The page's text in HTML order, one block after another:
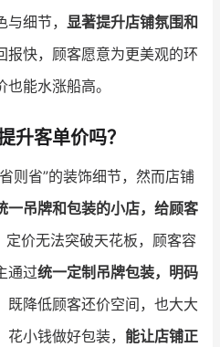
细节， 显著提升店铺氛围和
报快，顾客愿意为更美观的环
能水涨船高。
升客单价吗？
则省”的装饰细节，然而店铺
一吊牌和包装的小店，给顾客
定价无法突破天花板，顾客容
通过统一定制吊牌包装，明码
既降低顾客还价空间，也大大
小钱做好包装， 能让店铺正